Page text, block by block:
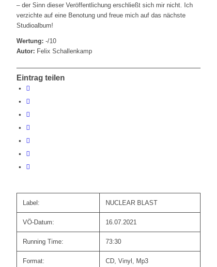
– der Sinn dieser Veröffentlichung erschließt sich mir nicht. Ich
verzichte auf eine Benotung und freue mich auf das nächste
Studioalbum!
Wertung: -/10
Autor: Felix Schallenkamp
Eintrag teilen
Label: NUCLEAR BLAST
VÖ-Datum: 16.07.2021
Running Time: 73:30
Format: CD, Vinyl, Mp3